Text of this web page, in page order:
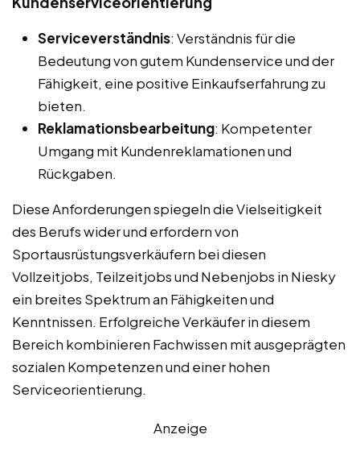
Serviceverständnis: Verständnis für die
Bedeutung von gutem Kundenservice und der
Fähigkeit, eine positive Einkaufserfahrung zu
bieten.
Reklamationsbearbeitung: Kompetenter
Umgang mit Kundenreklamationen und
Rückgaben.
Diese Anforderungen spiegeln die Vielseitigkeit
des Berufs wider und erfordern von
Sportausrüstungsverkäufern bei diesen
Vollzeitjobs, Teilzeitjobs und Nebenjobs in Niesky
ein breites Spektrum an Fähigkeiten und
Kenntnissen. Erfolgreiche Verkäufer in diesem
Bereich kombinieren Fachwissen mit ausgeprägten
sozialen Kompetenzen und einer hohen
Serviceorientierung.
Anzeige